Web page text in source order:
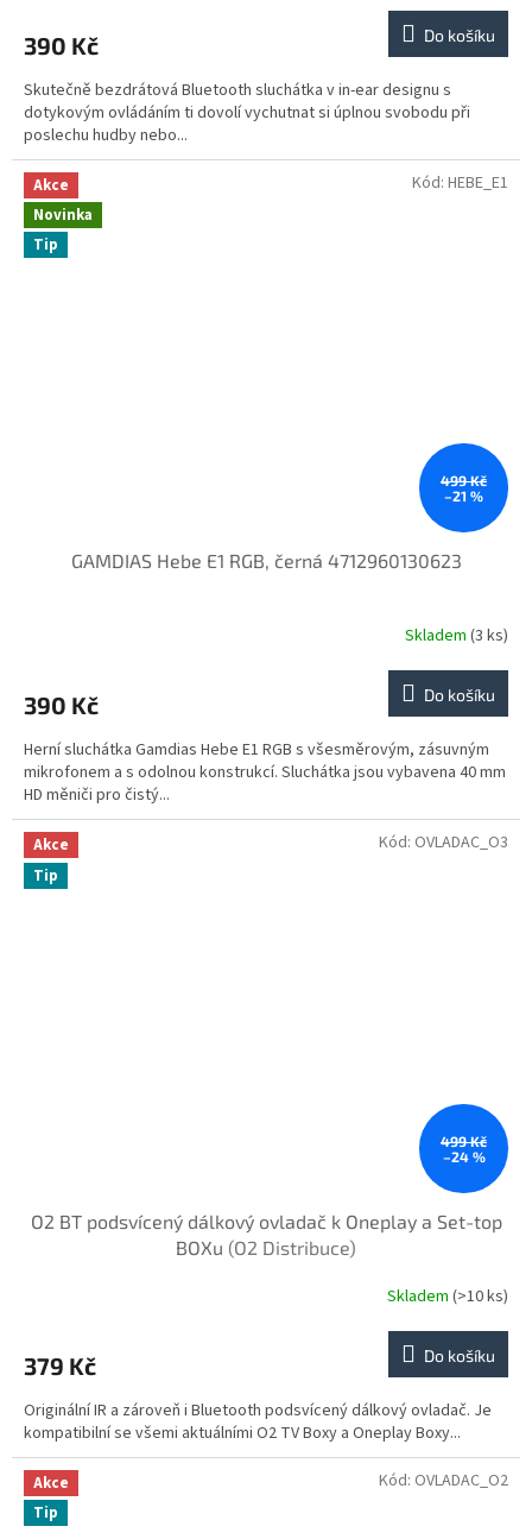
390 Kč Do košíku
Skutečně bezdrátová Bluetooth sluchátka v in-ear designu s
dotykovým ovládáním ti dovolí vychutnat si úplnou svobodu při
poslechu hudby nebo...
Akce
Novinka
Tip
499 Kč
–21 %
GAMDIAS Hebe E1 RGB, černá 4712960130623
Skladem (3 ks)
390 Kč Do košíku
Herní sluchátka Gamdias Hebe E1 RGB s všesměrovým, zásuvným
mikrofonem a s odolnou konstrukcí. Sluchátka jsou vybavena 40 mm
HD měniči pro čistý...
Kód: HEBE_E1
Akce
Tip
499 Kč
–24 %
O2 BT podsvícený dálkový ovladač k Oneplay a Set-top
BOXu (O2 Distribuce)
Skladem (>10 ks)
379 Kč Do košíku
Originální IR a zároveň i Bluetooth podsvícený dálkový ovladač. Je
kompatibilní se všemi aktuálními O2 TV Boxy a Oneplay Boxy...
Kód: OVLADAC_O3
Akce
Tip
Kód: OVLADAC_O2